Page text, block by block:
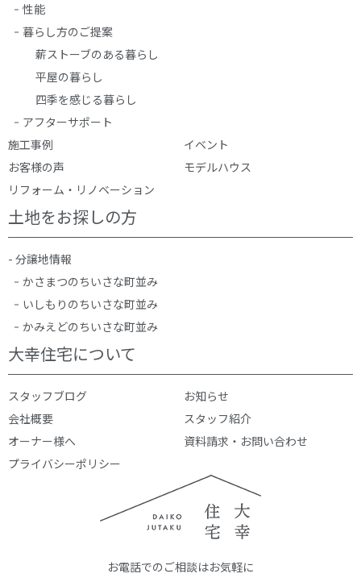
お電話でのご相談はお気軽に
性能
暮らし方のご提案
薪ストーブのある暮らし
平屋の暮らし
四季を感じる暮らし
アフターサポート
施工事例
イベント
お客様の声
モデルハウス
リフォーム・リノベーション
土地をお探しの方
- 分譲地情報
かさまつのちいさな町並み
いしもりのちいさな町並み
かみえどのちいさな町並み
大幸住宅について
スタッフブログ
お知らせ
会社概要
スタッフ紹介
オーナー様へ
資料請求・お問い合わせ
プライバシーポリシー